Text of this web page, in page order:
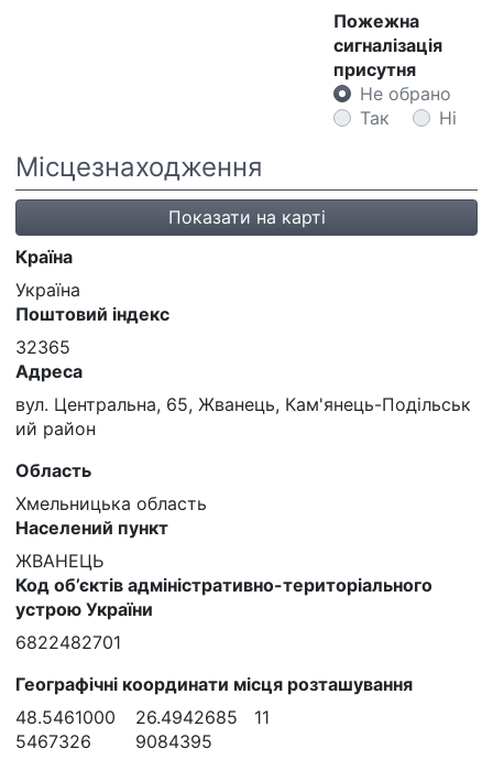
Пожежна
сигналізація
присутня
Не обрано
Так
Ні
Місцезнаходження
Показати на карті
Країна
Україна
Поштовий індекс
32365
Адреса
вул. Центральна, 65, Жванець, Кам'янець-Подільськ
ий район
Область
Хмельницька область
Населений пункт
ЖВАНЕЦЬ
Код об’єктів адміністративно-територіального
устрою України
6822482701
Географічні координати місця розташування
48.5461000
5467326
26.4942685
9084395
11